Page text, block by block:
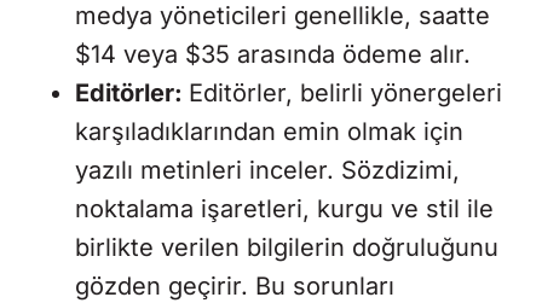
medya yöneticileri genellikle, saatte
$14 veya $35 arasında ödeme alır.
Editörler: Editörler, belirli yönergeleri
karşıladıklarından emin olmak için
yazılı metinleri inceler. Sözdizimi,
noktalama işaretleri, kurgu ve stil ile
birlikte verilen bilgilerin doğruluğunu
gözden geçirir. Bu sorunları